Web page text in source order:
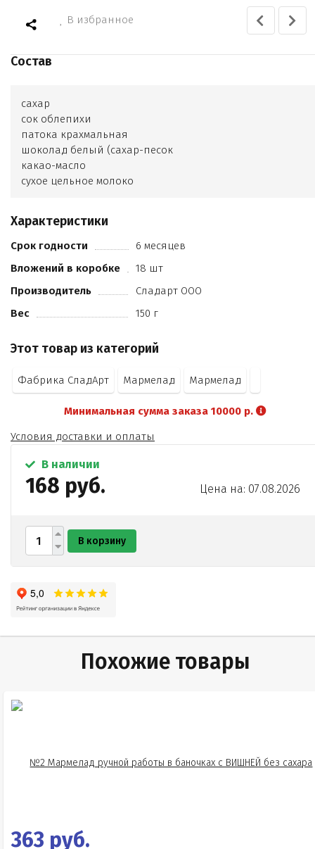
В избранное
Состав
сахар
сок облепихи
патока крахмальная
шоколад белый (сахар-песок
какао-масло
сухое цельное молоко
соль
ароматизатор ванилин)
лимонная кислота
Характеристики
Срок годности
6 месяцев
Вложений в коробке
18 шт
Производитель
Сладарт ООО
Вес
150 г
Этот товар из категорий
Фабрика СладАрт Мармелад Мармелад
Минимальная сумма заказа 10000 р.
Условия доставки и оплаты
В наличии
168 руб. Цена на: 07.08.2026
В корзину
Похожие товары
363 руб.